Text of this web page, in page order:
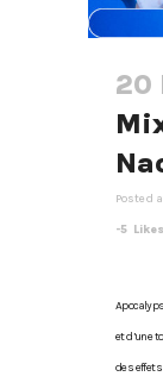
20
Posted
-5 Likes
et d’une
des